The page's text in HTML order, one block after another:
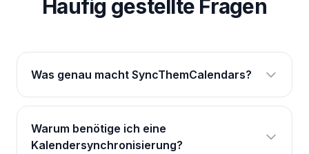
Häufig gestellte Fragen
Was genau macht SyncThemCalendars?
Warum benötige ich eine
Kalendersynchronisierung?